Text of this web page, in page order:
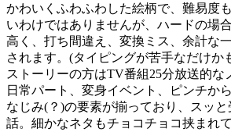
かわいくふわふわした絵柄で、難易度
いわけではありませんが、ハードの場
高く、打ち間違え、変換ミス、余計な
されます。(タイピングが苦手なだけか
ストーリーの方はTV番組25分放送的な
日常パート、変身イベント、ピンチか
なじみ(？)の要素が揃っており、スッ
話。細かなネタもチョコチョコ挟まれ